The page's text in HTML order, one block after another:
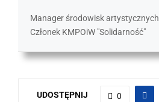
Manager środowisk artystycznych
Członek KMPOiW "Solidarność"
UDOSTĘPNIJ 0